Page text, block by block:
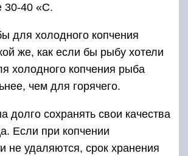
30-40 «С.
для холодного копчения
же, как если бы рыбу хотели
холодного копчения рыба
чем для горячего.
долго сохранять свои качества
Если при копчении
не удаляются, срок хранения